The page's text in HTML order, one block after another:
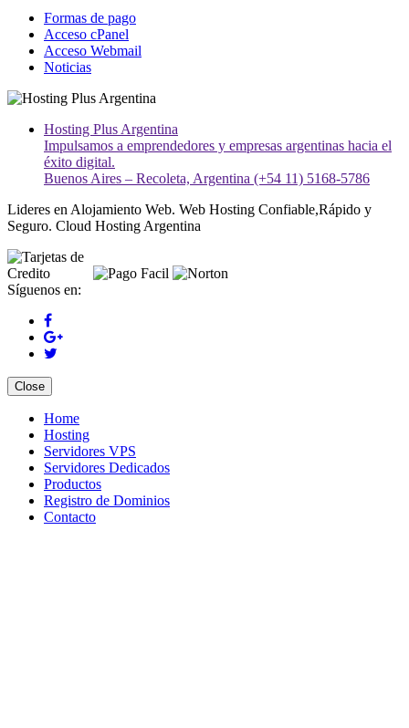
Formas de pago
Acceso cPanel
Acceso Webmail
Noticias
Hosting Plus Argentina
Impulsamos a emprendedores y empresas argentinas hacia el
éxito digital.
Buenos Aires – Recoleta, Argentina (+54 11) 5168-5786
Lideres en Alojamiento Web. Web Hosting Confiable,Rápido y
Seguro. Cloud Hosting Argentina
Síguenos en:
Close
Home
Hosting
Servidores VPS
Servidores Dedicados
Productos
Registro de Dominios
Contacto